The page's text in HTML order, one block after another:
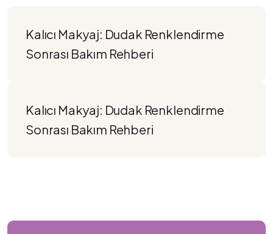
Kalıcı Makyaj: Dudak Renklendirme
Sonrası Bakım Rehberi
Kalıcı Makyaj: Dudak Renklendirme
Sonrası Bakım Rehberi